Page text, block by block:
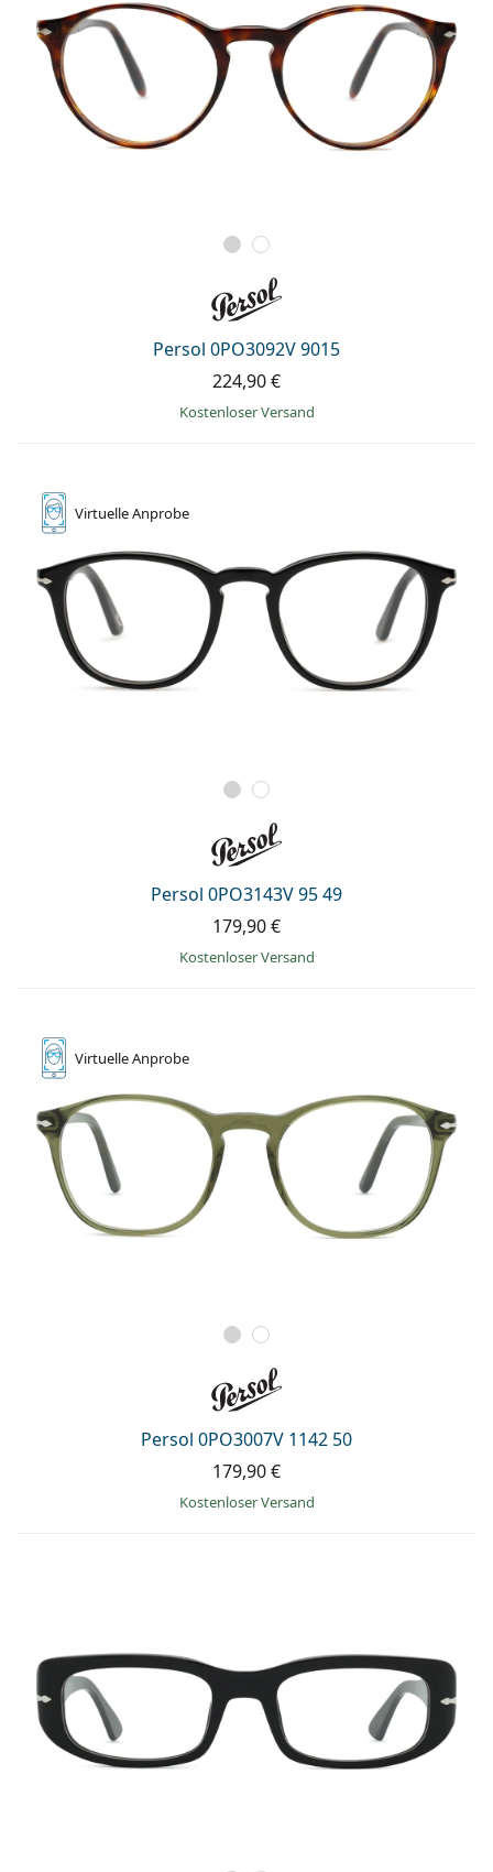
Persol 0PO3092V 9015
224,90 €
Kostenloser Versand
VirtuelleAnprobe
Persol 0PO3143V 95 49
179,90 €
Kostenloser Versand
VirtuelleAnprobe
Persol 0PO3007V 1142 50
179,90 €
Kostenloser Versand